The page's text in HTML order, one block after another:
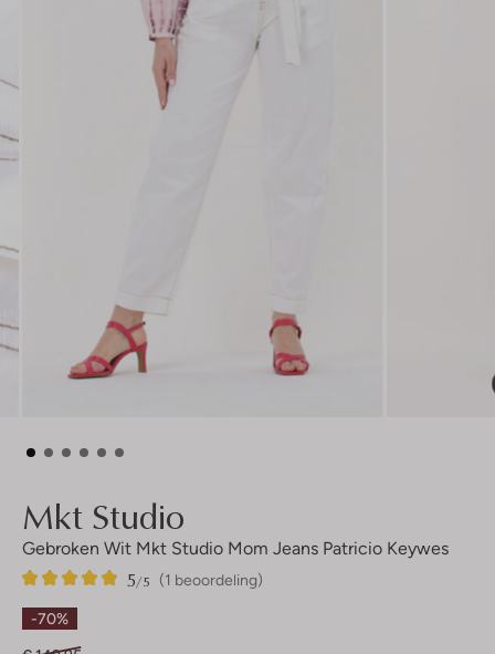
Mkt Studio
Gebroken Wit Mkt Studio Mom Jeans Patricio Keywes
(1 beoordeling)
5/5
1
5
Sterren
-70%